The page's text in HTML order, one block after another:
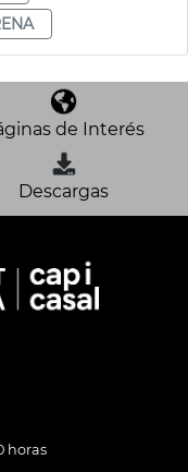
de Interés
Descargas
horas